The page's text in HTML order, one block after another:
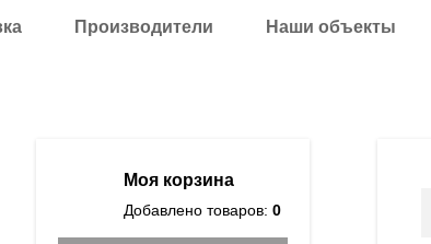
Производители Наши объекты
Моя корзина
Добавлено товаров: 0